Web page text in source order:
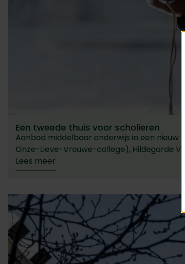
Een tweede thuis voor scholieren
Aanbod middelbaar onderwijs in een
Onze-Lieve-Vrouwe-college), Hildegarde
Lees meer